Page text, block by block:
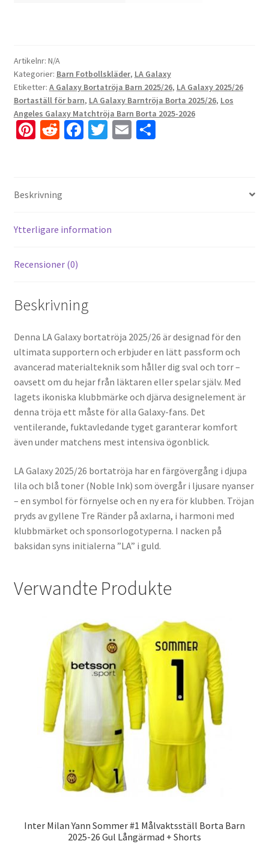
Artikelnr: N/A
Kategorier: Barn Fotbollskläder, LA Galaxy
Etiketter: A Galaxy Bortatröja Barn 2025/26, LA Galaxy 2025/26
Bortaställ för barn, LA Galaxy Barntröja Borta 2025/26, Los
Angeles Galaxy Matchtröja Barn Borta 2025-2026
Pi
es
R
di
t
Fa
k
T E D
Beskrivning
Ytterligare information
Recensioner (0)
Beskrivning
Denna LA Galaxy bortatröja 2025/26 är designad för den
ultimata supportern och erbjuder en lätt passform och
avancerad materialteknik som håller dig sval och torr –
oavsett om du hejar från läktaren eller spelar själv. Med
lagets ikoniska klubbmärke och djärva designelement är
denna tröja ett måste för alla Galaxy-fans. Det
ventilerande, fuktavledande tyget garanterar komfort
även under matchens mest intensiva ögonblick.
LA Galaxy 2025/26 bortatröja har en färgövergång i djupa
lila och blå toner (Noble Ink) som övergår i ljusare nyanser
– en symbol för förnyelse och en ny era för klubben. Tröjan
pryds av gyllene Tre Ränder på axlarna, i harmoni med
klubbmärket och sponsorlogotyperna. I nacken på
baksidan syns initialerna ”LA” i guld.
Verwandte Produkte
Inter Milan Yann Sommer #1 Målvaktsställ Borta Barn
2025-26 Gul Långärmad + Shorts